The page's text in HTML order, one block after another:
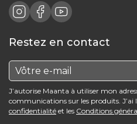
Restez en contact
J’autorise Maanta à utiliser mon
communications sur les produits. J’ai
confidentialité et les Conditions